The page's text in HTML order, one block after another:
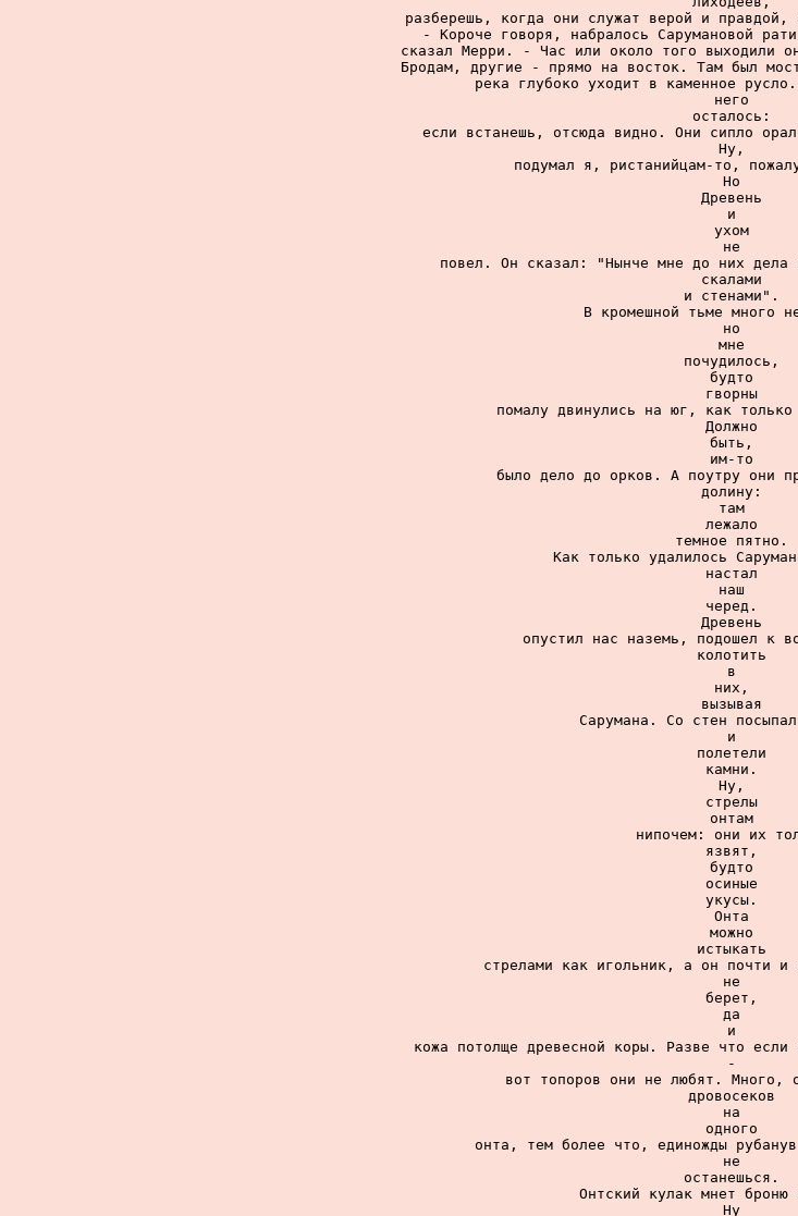
разберешь, когда они служат верой и правдой,
- Короче говоря, набралось Сарумановой
сказал Мерри. - Час или около того выходили
Бродам, другие - прямо на восток. Там был
река глубоко уходит в каменное
него
осталось:
если встанешь, отсюда видно. Они сипло
Ну,
подумал я, ристанийцам-то,
Но
Древень
и
ухом
не
повел. Он сказал: "Нынче мне до них дела
скалами
и стенами".
В кромешной тьме много
но
мне
почудилось,
будто
гворны
помалу двинулись на юг, как только
Должно
быть,
им-то
было дело до орков. А поутру они
долину:
там
лежало
темное пятно.
Как только удалилось
настал
наш
черед.
Древень
опустил нас наземь, подошел к
колотить
в
них,
вызывая
Сарумана. Со стен
и
полетели
камни.
Ну,
стрелы
онтам
нипочем: они их
язвят,
будто
осиные
укусы.
Онта
можно
истыкать
стрелами как игольник, а он почти и
не
берет,
да
и
кожа потолще древесной коры. Разве что если
-
вот топоров они не любят. Много,
дровосеков
на
одного
онта, тем более что, единожды
не
останешься.
Онтский кулак мнет броню
Ну